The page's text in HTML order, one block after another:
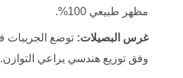
مظهر طبيعي 100%.
غرس البصيلات: توضع الجريبات
وفق توزيع هندسي يراعي التوازن.